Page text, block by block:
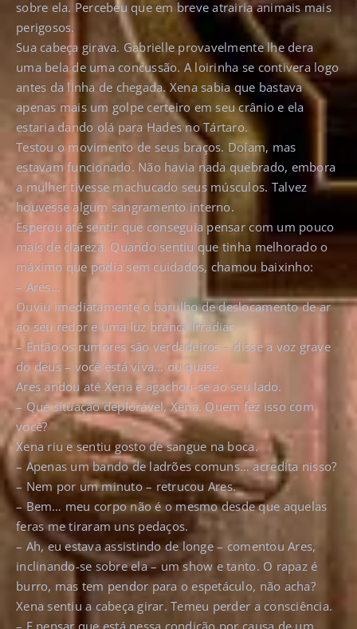
sobre ela. Percebeu que em breve atrairia animais mais
perigosos.
Sua cabeça girava. Gabrielle provavelmente lhe dera
uma bela de uma concussão. A loirinha se contivera logo
antes da linha de chegada. Xena sabia que bastava
apenas mais um golpe certeiro em seu crânio e ela
estaria dando olá para Hades no Tártaro.
Testou o movimento de seus braços. Doíam, mas
estavam funcionado. Não havia nada quebrado, embora
a mulher tivesse machucado seus músculos. Talvez
houvesse algum sangramento interno.
Esperou até sentir que conseguia pensar com um pouco
mais de clareza. Quando sentiu que tinha melhorado o
máximo que podia sem cuidados, chamou baixinho:
– Ares…
Ouviu imediatamente o barulho de deslocamento de ar
ao seu redor e uma luz branca irradiar.
– Então os rumores são verdadeiros – disse a voz grave
do deus – você está viva… ou quase.
Ares andou até Xena e agachou-se ao seu lado.
– Que situação deplorável, Xena. Quem fez isso com
você?
Xena riu e sentiu gosto de sangue na boca.
– Apenas um bando de ladrões comuns… acredita nisso?
– Nem por um minuto – retrucou Ares.
– Bem… meu corpo não é o mesmo desde que aquelas
feras me tiraram uns pedaços.
– Ah, eu estava assistindo de longe – comentou Ares,
inclinando-se sobre ela – um show e tanto. O rapaz é
burro, mas tem pendor para o espetáculo, não acha?
Xena sentiu a cabeça girar. Temeu perder a consciência.